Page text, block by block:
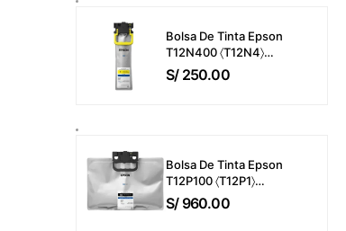
Bolsa De Tinta Epson
T12N400 〈T12N4〉
WorkForce Pro EM-
C800 / EP-C800 Color
S/250.00
Bolsa De Tinta Epson
T12P100 〈T12P1〉
WorkForce Pro EM-
C800 / EP-C800 Color
S/960.00